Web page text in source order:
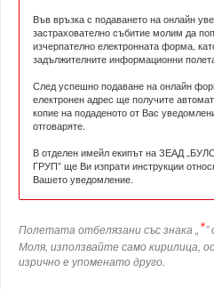
Във връзка с подаването на онлайн
застрахователно събитие молим да
изчерпателно електронната форма,
задължителните информационни
След успешно подаване на онлайн
електронен адрес ще получите
копие на подаденото от Вас
отговаряте.
В отделен имейл екипът на ЗЕАД
ГРУП” ще Ви изпрати инструкции
Вашето уведомление.
Полетата отбелязани със знака „*
Моля, използвайте само кирилица,
изрично е упоменато друго.